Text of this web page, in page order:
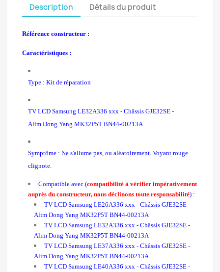
Description Détails du produit
Référence constructeur :
Caractéristiques :
Type : Kit de réparation
TV LCD Samsung LE32A336 xxx - Châssis GJE32SE -
Alim Dong Yang MK32P5T BN44-00213A
Symptôme : Ne s'allume pas, ou aléatoirement. Voyant rouge
clignote.
Compatible avec (compatibilité à vérifier impérativement
auprès du constructeur, nous déclinons toute responsabilité) :
TV LCD Samsung LE26A336 xxx - Châssis GJE32SE -
Alim Dong Yang MK32P5T BN44-00213A
TV LCD Samsung LE32A336 xxx - Châssis GJE32SE -
Alim Dong Yang MK32P5T BN44-00213A
TV LCD Samsung LE37A336 xxx - Châssis GJE32SE -
Alim Dong Yang MK32P5T BN44-00213A
TV LCD Samsung LE40A336 xxx - Châssis GJE32SE -